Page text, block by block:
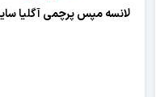
لانسه مپس پرچمی آگلیا